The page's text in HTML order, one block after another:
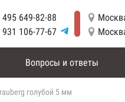
495 649-82-88
931 106-77-67
Вопросы и ответы
голубой 5 мм